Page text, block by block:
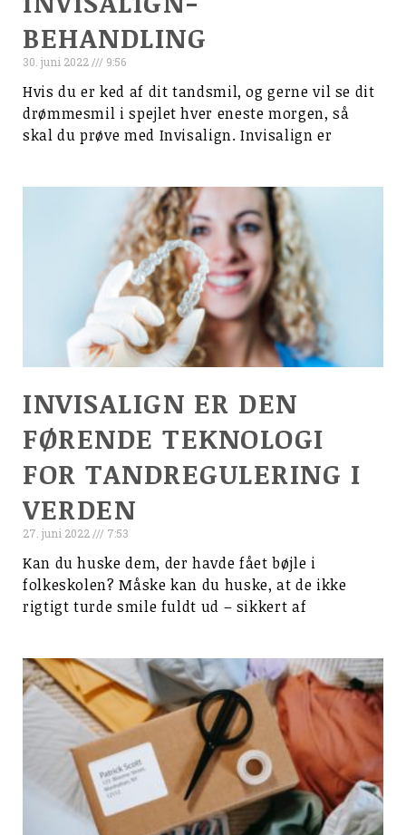
BEHANDLING
30. juni 2022 9:56
Hvis du er ked af dit tandsmil, og gerne vil se dit
drømmesmil i spejlet hver eneste morgen, så
skal du prøve med Invisalign. Invisalign er
INVISALIGN ER DEN
FØRENDE TEKNOLOGI
FOR TANDREGULERING I
VERDEN
27. juni 2022 7:53
Kan du huske dem, der havde fået bøjle i
folkeskolen? Måske kan du huske, at de ikke
rigtigt turde smile fuldt ud – sikkert af